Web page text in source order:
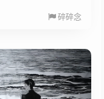
行了，这番槽点太
道你是意识流，但
碎碎念